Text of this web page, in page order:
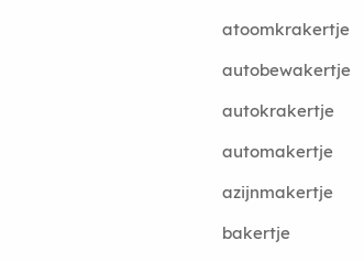
atoomkrakertje
autobewakertje
autokrakertje
automakertje
azijnmakertje
bakertje